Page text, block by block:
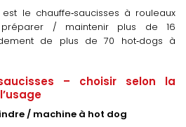
le chauffe‑saucisses à rouleaux
préparer / maintenir plus de 16
de plus de 70 hot‑dogs à
– choisir selon la
/ machine à hot dog